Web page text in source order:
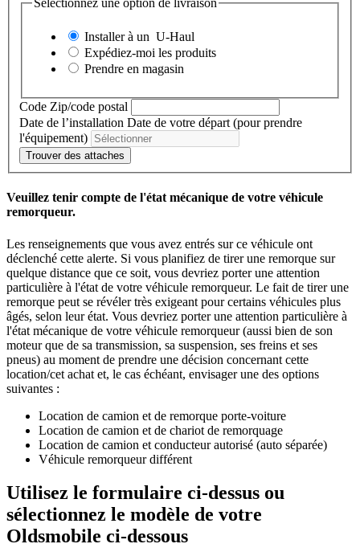
Sélectionnez une option de livraison
Installer à un U-Haul
Expédiez-moi les produits
Prendre en magasin
Code Zip/code postal
Date de l’installation Date de votre départ (pour prendre
l'équipement)
Trouver des attaches
Veuillez tenir compte de l'état mécanique de votre véhicule
remorqueur.
Les renseignements que vous avez entrés sur ce véhicule ont
déclenché cette alerte. Si vous planifiez de tirer une remorque sur
quelque distance que ce soit, vous devriez porter une attention
particulière à l'état de votre véhicule remorqueur. Le fait de tirer une
remorque peut se révéler très exigeant pour certains véhicules plus
âgés, selon leur état. Vous devriez porter une attention particulière à
l'état mécanique de votre véhicule remorqueur (aussi bien de son
moteur que de sa transmission, sa suspension, ses freins et ses
pneus) au moment de prendre une décision concernant cette
location/cet achat et, le cas échéant, envisager une des options
suivantes :
Location de camion et de remorque porte-voiture
Location de camion et de chariot de remorquage
Location de camion et conducteur autorisé (auto séparée)
Véhicule remorqueur différent
Utilisez le formulaire ci-dessus ou
sélectionnez le modèle de votre
Oldsmobile ci-dessous